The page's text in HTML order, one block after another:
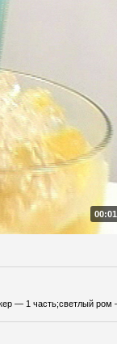
— 1 часть;светлый